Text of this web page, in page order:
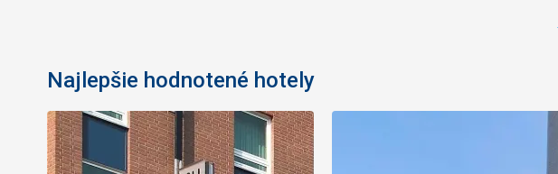
Najlepšie hodnotené hotely